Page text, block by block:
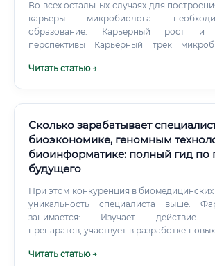
Во всех остальных случаях для
карьеры микробиолога
образование. Карьерный рост и
перспективы Карьерный трек
рост: Лаборант -> Микробиолог
Читать статью →
Сколько зарабатывает
биоэкономике, геномным
биоинформатике: полный гид по
будущего
При этом конкуренция в
уникальность специалиста выше.
занимается: Изучает действие
препаратов, участвует в разработке
стыке химии и медицины.
Читать статью →